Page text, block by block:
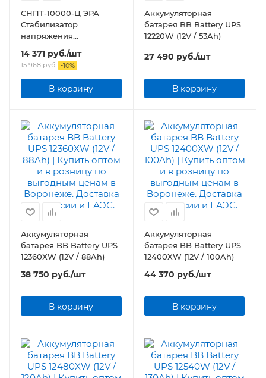
СНПТ-10000-Ц ЭРА
Стабилизатор
напряжения
переносной, ц.д., 140-
260В/220/В, 10000ВА
14 371 руб./шт
15 968руб. -10%
В корзину
Аккумуляторная
батарея BB Battery UPS
12220W (12V / 53Ah)
27 490 руб./шт
В корзину
Аккумуляторная
батарея BB Battery UPS
12360XW (12V / 88Ah)
38 750 руб./шт
В корзину
Аккумуляторная
батарея BB Battery UPS
12400XW (12V / 100Ah)
44 370 руб./шт
В корзину